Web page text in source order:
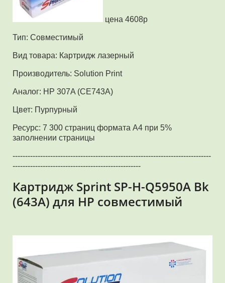
цена 4608р
Тип: Совместимый
Вид товара: Картридж лазерный
Производитель: Solution Print
Аналог: HP 307A (CE743A)
Цвет: Пурпурный
Ресурс: 7 300 страниц формата А4 при 5%
заполнении страницы
-------------------------------------------------------------------------------
---------------------------------------------------
Картридж Sprint SP-H-Q5950A Bk
(643A) для HP совместимый